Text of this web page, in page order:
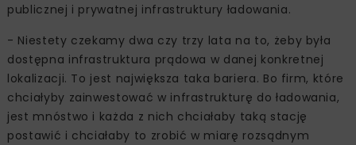
publicznej i prywatnej infrastruktury ładowania.
- Niestety czekamy dwa czy trzy lata na to, żeby była
dostępna infrastruktura prądowa w danej konkretnej
lokalizacji. To jest największa taka bariera. Bo firm, które
chciałyby zainwestować w infrastrukturę do ładowania,
jest mnóstwo i każda z nich chciałaby taką stację
postawić i chciałaby to zrobić w miarę rozsądnym